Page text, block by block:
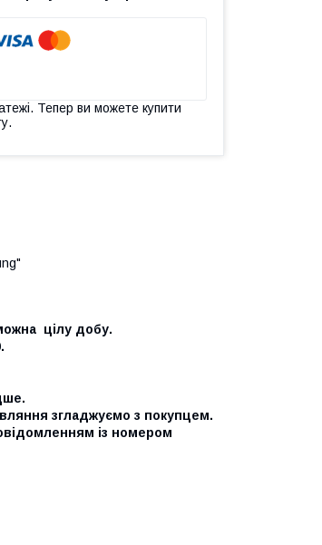
Тепер ви можете купити
цілу добу.
згладжуємо з покупцем.
із номером